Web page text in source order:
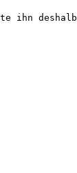
ihn